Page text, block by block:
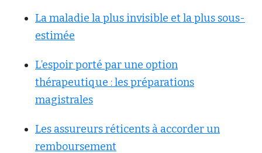
La maladie la plus invisible et la plus sous-
estimée
L’espoir porté par une option
thérapeutique : les préparations
magistrales
Les assureurs réticents à accorder un
remboursement